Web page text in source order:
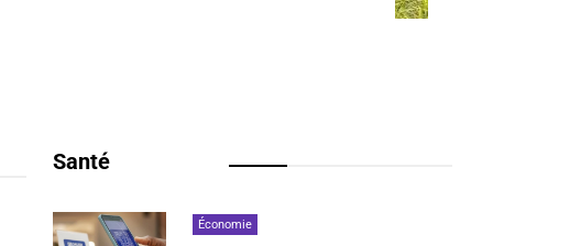
Santé
Économie